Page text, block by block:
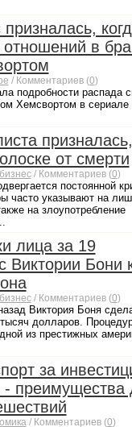
отношений в
/ Комментариев (0)
подробности распада
Хемсвортом в сериале
от смерти
/ Комментариев (0)
постоянной
часто указывают на
на злоупотребление
лица за 19
Виктории Бони
/ Комментариев (0)
Виктория Боня
долларов.
из престижных
за
- преимущества
/ Комментариев (0)